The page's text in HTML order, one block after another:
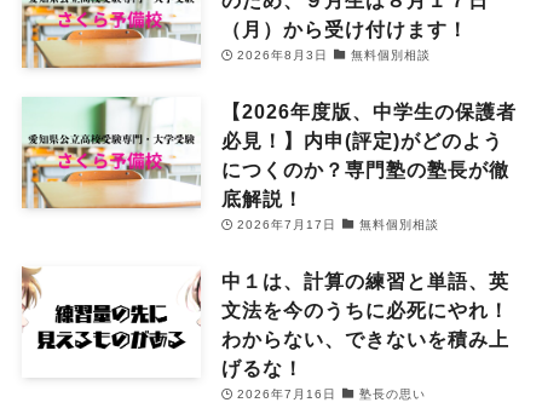
（月）から受け付けます！
2026年8月3日 無料個別相談
【2026年度版、中学生の保護者
必見！】内申(評定)がどのよう
につくのか？専門塾の塾長が徹
底解説！
2026年7月17日 無料個別相談
中１は、計算の練習と単語、英
文法を今のうちに必死にやれ！
わからない、できないを積み上
げるな！
2026年7月16日 塾長の思い